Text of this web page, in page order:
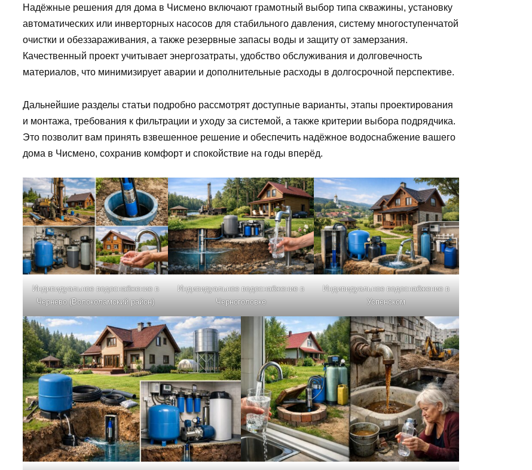
Надёжные решения для дома в Чисмено включают грамотный выбор типа скважины, установку
автоматических или инверторных насосов для стабильного давления, систему многоступенчатой
очистки и обеззараживания, а также резервные запасы воды и защиту от замерзания.
Качественный проект учитывает энергозатраты, удобство обслуживания и долговечность
материалов, что минимизирует аварии и дополнительные расходы в долгосрочной перспективе.
Дальнейшие разделы статьи подробно рассмотрят доступные варианты, этапы проектирования
и монтажа, требования к фильтрации и уходу за системой, а также критерии выбора подрядчика.
Это позволит вам принять взвешенное решение и обеспечить надёжное водоснабжение вашего
дома в Чисмено, сохранив комфорт и спокойствие на годы вперёд.
Индивидуальное водоснабжение в
Чернево (Волоколамский район)
Индивидуальное водоснабжение в
Черноголовке
Индивидуальное водоснабжение в
Успенском